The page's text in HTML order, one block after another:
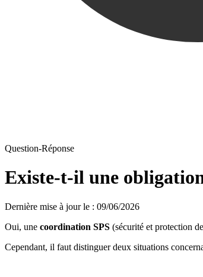
Question-Réponse
Existe-t-il une
Dernière mise à jour le : 09/06/2026
Oui, une coordination SPS (sécurité et protection
Cependant, il faut distinguer deux situations